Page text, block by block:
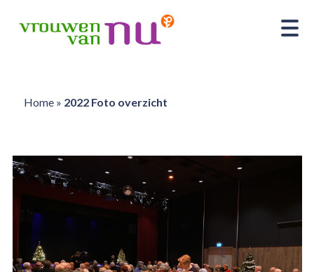
Home» 2022 Foto overzicht